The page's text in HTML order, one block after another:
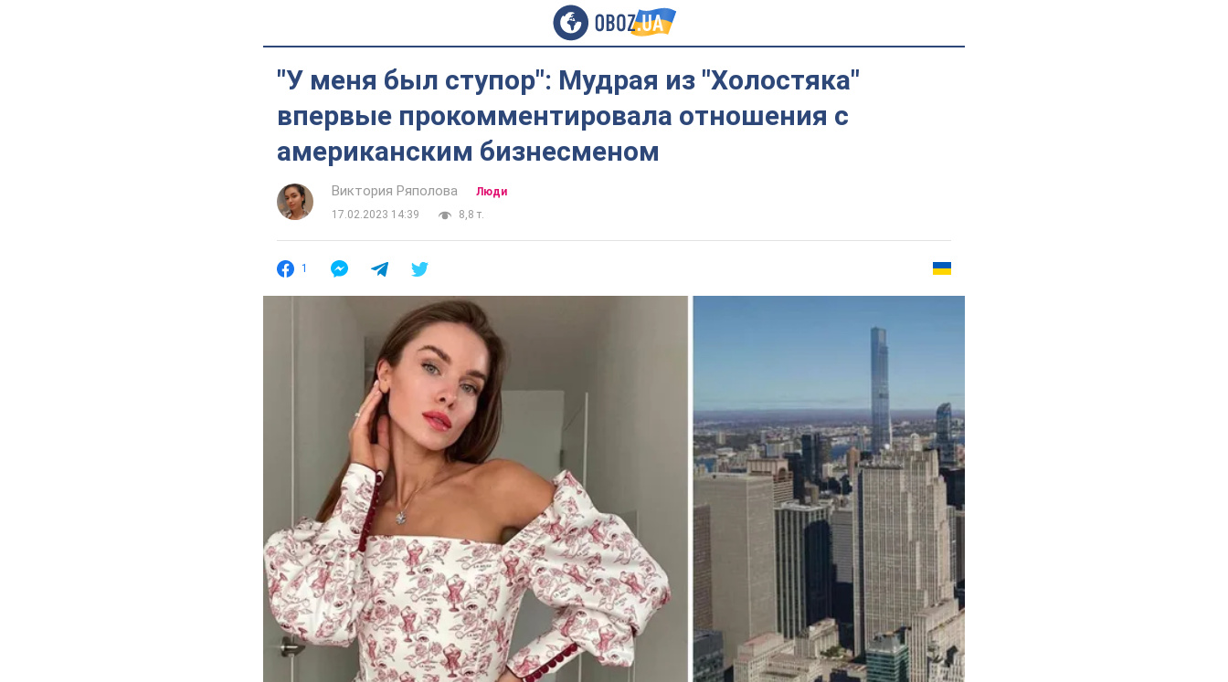
"У меня был ступор": Мудрая из "Холостяка"
впервые прокомментировала отношения с
американским бизнесменом
Виктория Ряполова
Люди
17.02.2023 14:39
8,8 т.
1